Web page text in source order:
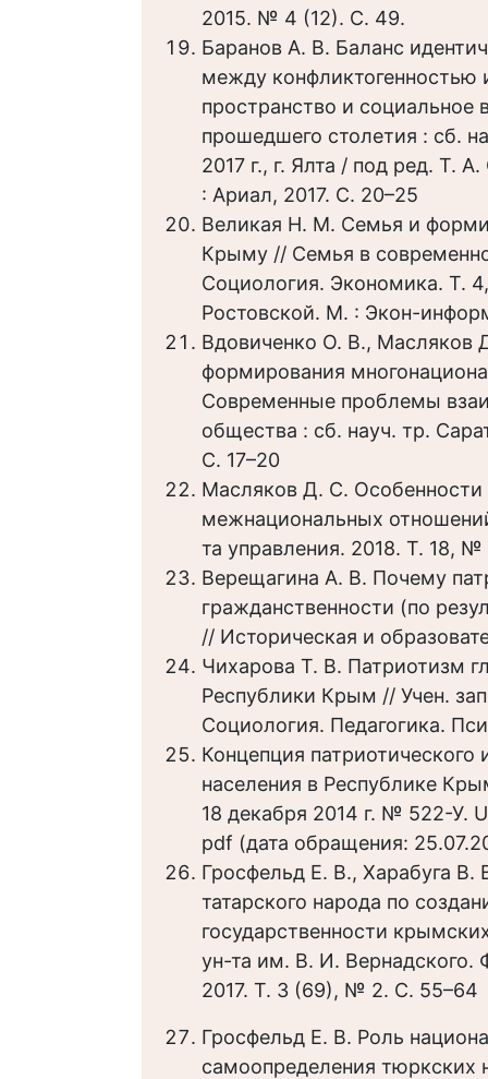
2015. № 4 (12). С. 49.
Баранов А. В. Баланс
между конфликтогенностью
пространство и социальное
прошедшего столетия : сб.
2017 г., г. Ялта / под ред. Т.
: Ариал, 2017. С. 20–25
Великая Н. М. Семья и
Крыму // Семья в
Социология. Экономика. Т.
Ростовской. М. : Экон-
Вдовиченко О. В., Масляков
формирования
Современные проблемы
общества : сб. науч. тр.
С. 17–20
Масляков Д. С. Особенности
межнациональных
та управления. 2018. Т. 18, №
Верещагина А. В. Почему
гражданственности (по
// Историческая и
Чихарова Т. В. Патриотизм
Республики Крым // Учен.
Социология. Педагогика.
Концепция патриотического
населения в Республике
18 декабря 2014 г. № 522-У.
pdf (дата обращения:
Гросфельд Е. В., Харабуга
татарского народа по
государственности
ун-та им. В. И. Вернадского.
2017. Т. 3 (69), № 2. С. 55–64
Гросфельд Е. В. Роль
самоопределения тюркских